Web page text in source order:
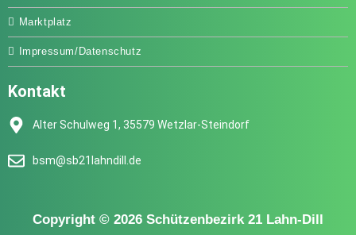
Marktplatz
Impressum/Datenschutz
Kontakt
Alter Schulweg 1, 35579 Wetzlar-Steindorf
bsm@sb21lahndill.de
Copyright © 2026 Schützenbezirk 21 Lahn-Dill